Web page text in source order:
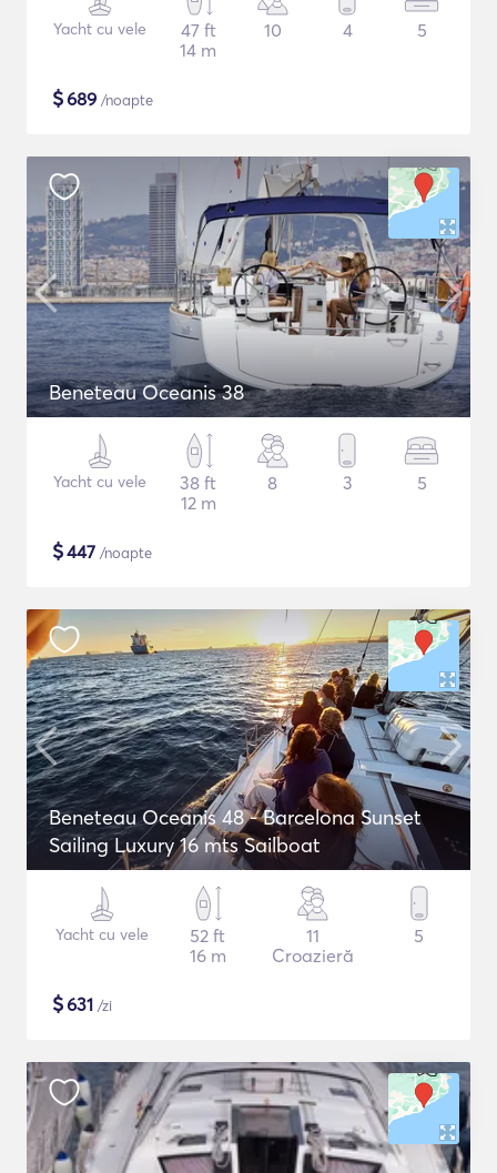
Yacht cu vele
47 ft
14 m
10 4 5
$689 /noapte
Beneteau Oceanis 38
Yacht cu vele
38 ft
12 m
8 3 5
$447 /noapte
Beneteau Oceanis 48 - Barcelona Sunset
Sailing Luxury 16 mts Sailboat
Yacht cu vele
52 ft
16 m
11
Croazieră
5
$631 /zi